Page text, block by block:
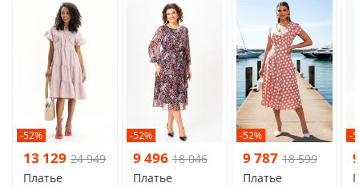
-52%
13 129 24 949
Платье
-52%
9 496 18 046
Платье
-52%
9 787 18 599
Платье
-